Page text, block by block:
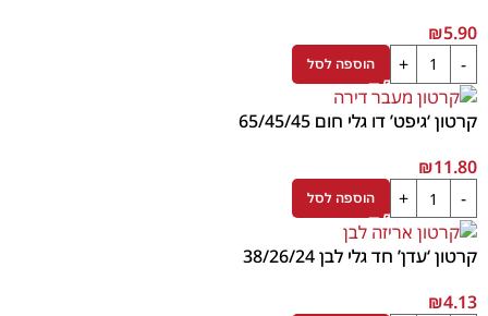
₪5.90
הוספה לסל
קרטון ‘גיפט’ דו גלי חום 65/45/45
₪11.80
הוספה לסל
קרטון ‘עדן’ חד גלי לבן 38/26/24
₪4.13